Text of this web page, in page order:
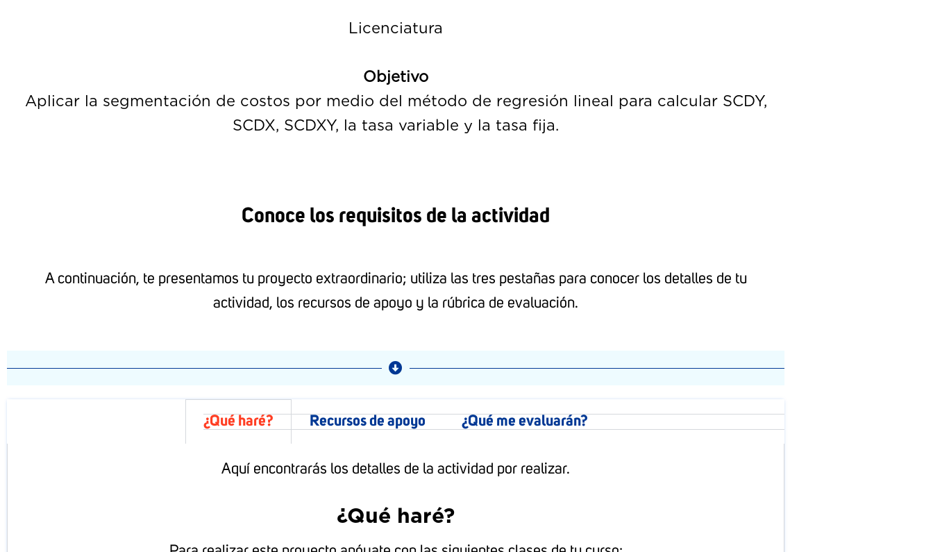
Licenciatura
Objetivo
Aplicar la segmentación de costos por medio del método de regresión lineal para calcular SCDY,
SCDX, SCDXY, la tasa variable y la tasa fija.
Conoce los requisitos de la actividad
A continuación, te presentamos tu proyecto extraordinario; utiliza las tres pestañas para conocer los detalles de tu
actividad, los recursos de apoyo y la rúbrica de evaluación.
¿Qué haré? Recursos de apoyo ¿Qué me evaluarán?
Aquí encontrarás los detalles de la actividad por realizar.
¿Qué haré?